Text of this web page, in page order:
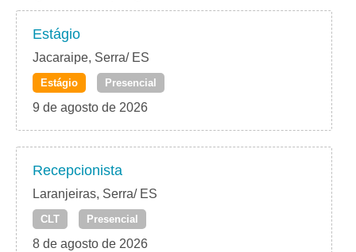
Freelancer
PJ
Estágio
Jacaraipe, Serra/ ES
Estágio Presencial
9 de agosto de 2026
Recepcionista
Laranjeiras, Serra/ ES
CLT Presencial
8 de agosto de 2026